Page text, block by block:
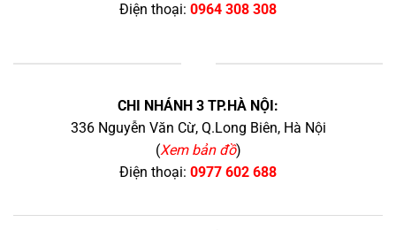
Điện thoại: 0964 308 308
CHI NHÁNH 3 TP.HÀ NỘI:
336 Nguyễn Văn Cừ, Q.Long Biên, Hà Nội
(Xem bản đồ)
Điện thoại: 0977 602 688